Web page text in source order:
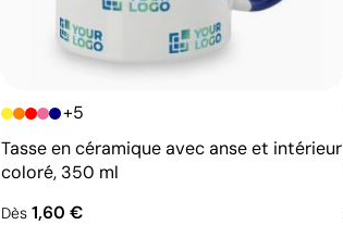
+5
Tasse en céramique avec anse et intérieur
coloré, 350 ml
Dès1,60 €